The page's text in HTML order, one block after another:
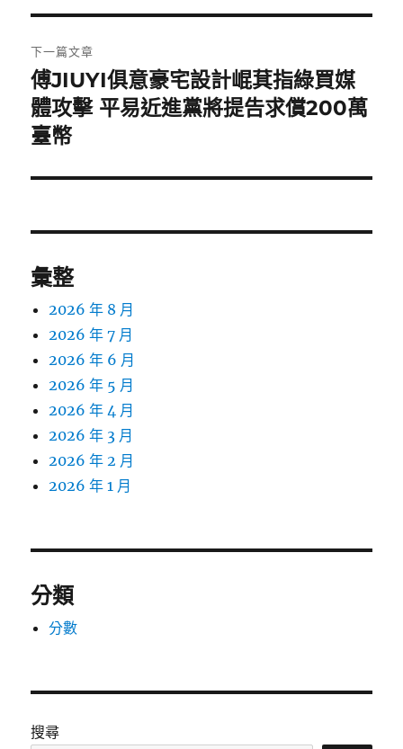
章:
下一篇文章
下
一
篇
章:
傅JIUYI俱意豪宅設計崐萁指綠買媒
體攻擊 平易近進黨將提告求償200萬
臺幣
彙整
2026 年 8 月
2026 年 7 月
2026 年 6 月
2026 年 5 月
2026 年 4 月
2026 年 3 月
2026 年 2 月
2026 年 1 月
分類
分數
搜尋